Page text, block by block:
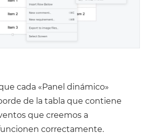
cada «Panel dinámico»
de la tabla que contiene
que creemos a
correctamente.